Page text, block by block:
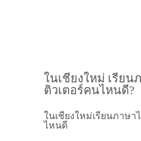
ในเชียงใหม่ เรียน
ติวเตอร์คนไหนดี?
ในเชียงใหม่เรียนภาษา
ไหนดี